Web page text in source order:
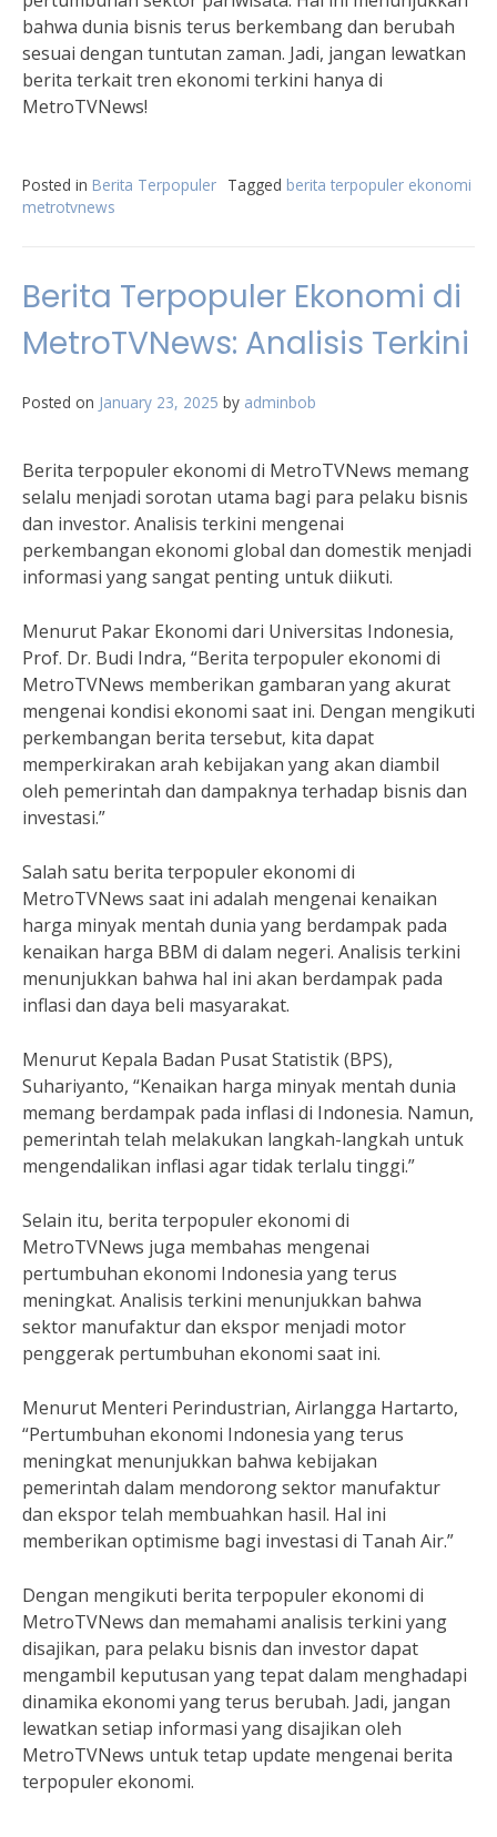
bahwa dunia bisnis terus berkembang dan berubah
sesuai dengan tuntutan zaman. Jadi, jangan lewatkan
berita terkait tren ekonomi terkini hanya di
MetroTVNews!
Posted in Berita Terpopuler Tagged berita terpopuler ekonomi
metrotvnews
Berita Terpopuler Ekonomi di
MetroTVNews: Analisis Terkini
Posted on January 23, 2025 by adminbob
Berita terpopuler ekonomi di MetroTVNews memang
selalu menjadi sorotan utama bagi para pelaku bisnis
dan investor. Analisis terkini mengenai
perkembangan ekonomi global dan domestik menjadi
informasi yang sangat penting untuk diikuti.
Menurut Pakar Ekonomi dari Universitas Indonesia,
Prof. Dr. Budi Indra, “Berita terpopuler ekonomi di
MetroTVNews memberikan gambaran yang akurat
mengenai kondisi ekonomi saat ini. Dengan mengikuti
perkembangan berita tersebut, kita dapat
memperkirakan arah kebijakan yang akan diambil
oleh pemerintah dan dampaknya terhadap bisnis dan
investasi.”
Salah satu berita terpopuler ekonomi di
MetroTVNews saat ini adalah mengenai kenaikan
harga minyak mentah dunia yang berdampak pada
kenaikan harga BBM di dalam negeri. Analisis terkini
menunjukkan bahwa hal ini akan berdampak pada
inflasi dan daya beli masyarakat.
Menurut Kepala Badan Pusat Statistik (BPS),
Suhariyanto, “Kenaikan harga minyak mentah dunia
memang berdampak pada inflasi di Indonesia. Namun,
pemerintah telah melakukan langkah-langkah untuk
mengendalikan inflasi agar tidak terlalu tinggi.”
Selain itu, berita terpopuler ekonomi di
MetroTVNews juga membahas mengenai
pertumbuhan ekonomi Indonesia yang terus
meningkat. Analisis terkini menunjukkan bahwa
sektor manufaktur dan ekspor menjadi motor
penggerak pertumbuhan ekonomi saat ini.
Menurut Menteri Perindustrian, Airlangga Hartarto,
“Pertumbuhan ekonomi Indonesia yang terus
meningkat menunjukkan bahwa kebijakan
pemerintah dalam mendorong sektor manufaktur
dan ekspor telah membuahkan hasil. Hal ini
memberikan optimisme bagi investasi di Tanah Air.”
Dengan mengikuti berita terpopuler ekonomi di
MetroTVNews dan memahami analisis terkini yang
disajikan, para pelaku bisnis dan investor dapat
mengambil keputusan yang tepat dalam menghadapi
dinamika ekonomi yang terus berubah. Jadi, jangan
lewatkan setiap informasi yang disajikan oleh
MetroTVNews untuk tetap update mengenai berita
terpopuler ekonomi.